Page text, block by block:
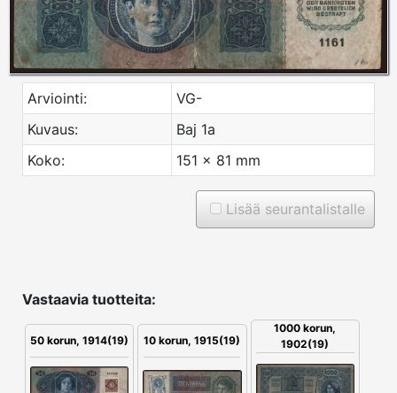
Arviointi:
VG-
Kuvaus:
Baj 1a
Koko:
151 x 81 mm
Lisää seurantalistalle
Vastaavia tuotteita:
50 korun, 1914(19) 10 korun, 1915(19)
1000 korun,
1902(19)